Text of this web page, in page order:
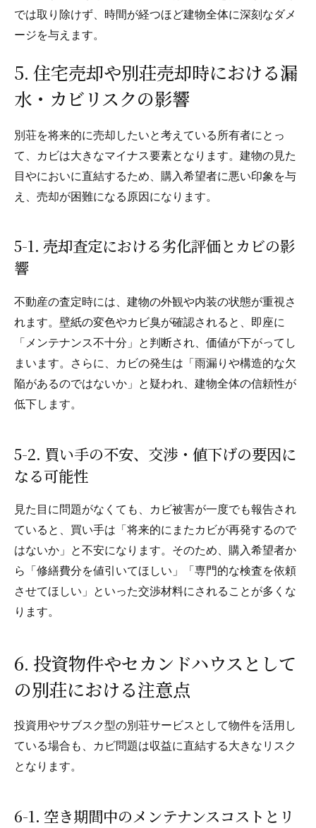
では取り除けず、時間が経つほど建物全体に深刻なダメ
ージを与えます。
5. 住宅売却や別荘売却時における漏
水・カビリスクの影響
別荘を将来的に売却したいと考えている所有者にとっ
て、カビは大きなマイナス要素となります。建物の見た
目やにおいに直結するため、購入希望者に悪い印象を与
え、売却が困難になる原因になります。
5-1. 売却査定における劣化評価とカビの影
響
不動産の査定時には、建物の外観や内装の状態が重視さ
れます。壁紙の変色やカビ臭が確認されると、即座に
「メンテナンス不十分」と判断され、価値が下がってし
まいます。さらに、カビの発生は「雨漏りや構造的な欠
陥があるのではないか」と疑われ、建物全体の信頼性が
低下します。
5-2. 買い手の不安、交渉・値下げの要因に
なる可能性
見た目に問題がなくても、カビ被害が一度でも報告され
ていると、買い手は「将来的にまたカビが再発するので
はないか」と不安になります。そのため、購入希望者か
ら「修繕費分を値引いてほしい」「専門的な検査を依頼
させてほしい」といった交渉材料にされることが多くな
ります。
6. 投資物件やセカンドハウスとして
の別荘における注意点
投資用やサブスク型の別荘サービスとして物件を活用し
ている場合も、カビ問題は収益に直結する大きなリスク
となります。
6-1. 空き期間中のメンテナンスコストとリ